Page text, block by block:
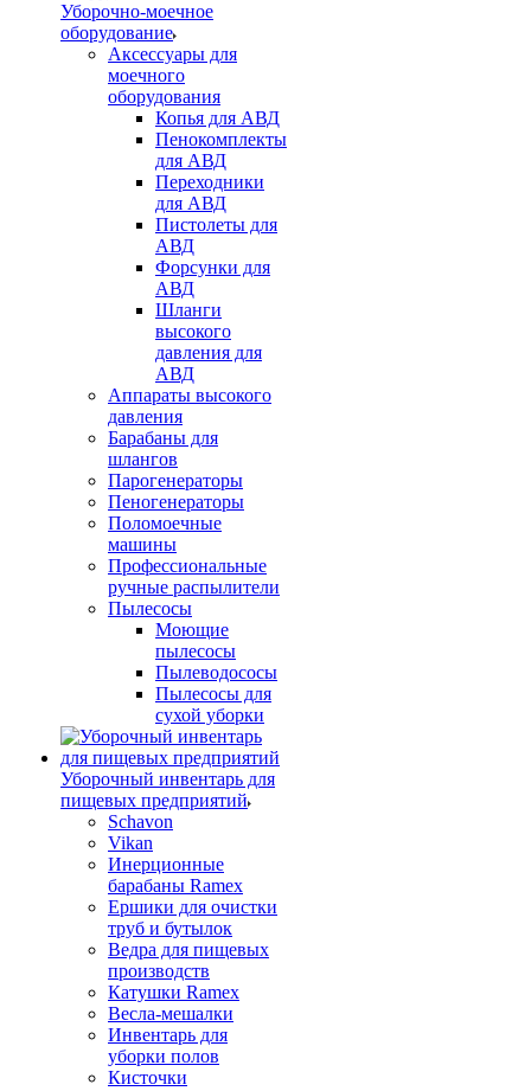
Уборочно-моечное
оборудование
Аксессуары для
моечного
оборудования
Копья для АВД
Пенокомплекты
для АВД
Переходники
для АВД
Пистолеты для
АВД
Форсунки для
АВД
Шланги
высокого
давления для
АВД
Аппараты высокого
давления
Барабаны для
шлангов
Парогенераторы
Пеногенераторы
Поломоечные
машины
Профессиональные
ручные распылители
Пылесосы
Моющие
пылесосы
Пылеводососы
Пылесосы для
сухой уборки
Уборочный инвентарь для
пищевых предприятий
Schavon
Vikan
Инерционные
барабаны Ramex
Ершики для очистки
труб и бутылок
Ведра для пищевых
производств
Катушки Ramex
Весла-мешалки
Инвентарь для
уборки полов
Кисточки